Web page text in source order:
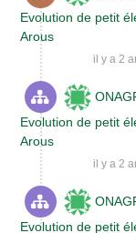
Evolution de petit
Arous
il y a 2
Evolution de petit
Arous
il y a 2
Evolution de petit